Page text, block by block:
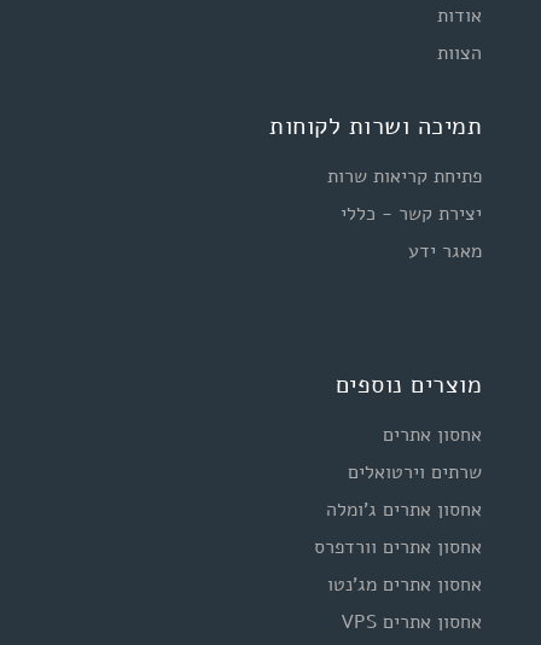
אודות
הצוות
תמיכה ושרות לקוחות
פתיחת קריאות שרות
יצירת קשר - כללי
מאגר ידע
מוצרים נוספים
אחסון אתרים
שרתים וירטואלים
אחסון אתרים ג'ומלה
אחסון אתרים וורדפרס
אחסון אתרים מג'נטו
אחסון אתרים VPS